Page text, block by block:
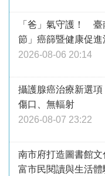
「爸」氣守護！ 臺
節」癌篩暨健康促進
2026-08-06 20:14
攝護腺癌治療新選
傷口、無輻射
2026-08-07 23:22
南市府打造圖書館
富市民閱讀與生活體